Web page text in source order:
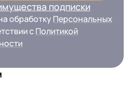
подписки
обработку Персональных
сПолитикой